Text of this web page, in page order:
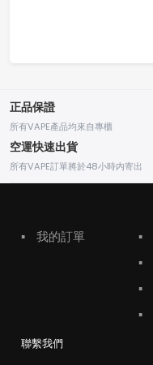
正品保證
所有VAPE產品均來自專櫃
空運快速出貨
所有VAPE訂單將於48小時内寄出
▪ 我的訂單 ▪
▪
▪
▪
聯繫我們